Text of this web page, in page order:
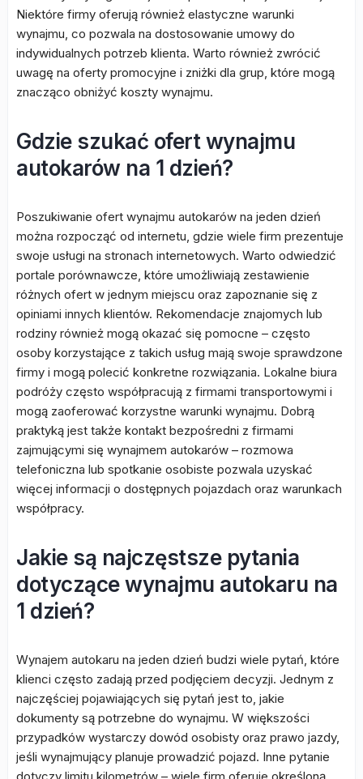
Niektóre firmy oferują również elastyczne warunki
wynajmu, co pozwala na dostosowanie umowy do
indywidualnych potrzeb klienta. Warto również zwrócić
uwagę na oferty promocyjne i zniżki dla grup, które mogą
znacząco obniżyć koszty wynajmu.
Gdzie szukać ofert wynajmu
autokarów na 1 dzień?
Poszukiwanie ofert wynajmu autokarów na jeden dzień
można rozpocząć od internetu, gdzie wiele firm prezentuje
swoje usługi na stronach internetowych. Warto odwiedzić
portale porównawcze, które umożliwiają zestawienie
różnych ofert w jednym miejscu oraz zapoznanie się z
opiniami innych klientów. Rekomendacje znajomych lub
rodziny również mogą okazać się pomocne – często
osoby korzystające z takich usług mają swoje sprawdzone
firmy i mogą polecić konkretne rozwiązania. Lokalne biura
podróży często współpracują z firmami transportowymi i
mogą zaoferować korzystne warunki wynajmu. Dobrą
praktyką jest także kontakt bezpośredni z firmami
zajmującymi się wynajmem autokarów – rozmowa
telefoniczna lub spotkanie osobiste pozwala uzyskać
więcej informacji o dostępnych pojazdach oraz warunkach
współpracy.
Jakie są najczęstsze pytania
dotyczące wynajmu autokaru na
1 dzień?
Wynajem autokaru na jeden dzień budzi wiele pytań, które
klienci często zadają przed podjęciem decyzji. Jednym z
najczęściej pojawiających się pytań jest to, jakie
dokumenty są potrzebne do wynajmu. W większości
przypadków wystarczy dowód osobisty oraz prawo jazdy,
jeśli wynajmujący planuje prowadzić pojazd. Inne pytanie